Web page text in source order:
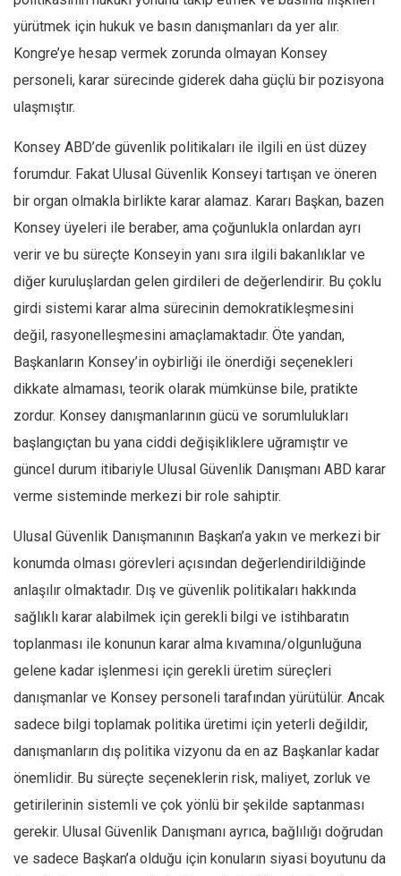
yürütmek için hukuk ve basın danışmanları da yer alır.
Kongre’ye hesap vermek zorunda olmayan Konsey
personeli, karar sürecinde giderek daha güçlü bir pozisyona
ulaşmıştır.
Konsey ABD’de güvenlik politikaları ile ilgili en üst düzey
forumdur. Fakat Ulusal Güvenlik Konseyi tartışan ve öneren
bir organ olmakla birlikte karar alamaz. Kararı Başkan, bazen
Konsey üyeleri ile beraber, ama çoğunlukla onlardan ayrı
verir ve bu süreçte Konseyin yanı sıra ilgili bakanlıklar ve
diğer kuruluşlardan gelen girdileri de değerlendirir. Bu çoklu
girdi sistemi karar alma sürecinin demokratikleşmesini
değil, rasyonelleşmesini amaçlamaktadır. Öte yandan,
Başkanların Konsey’in oybirliği ile önerdiği seçenekleri
dikkate almaması, teorik olarak mümkünse bile, pratikte
zordur. Konsey danışmanlarının gücü ve sorumlulukları
başlangıçtan bu yana ciddi değişikliklere uğramıştır ve
güncel durum itibariyle Ulusal Güvenlik Danışmanı ABD karar
verme sisteminde merkezi bir role sahiptir.
Ulusal Güvenlik Danışmanının Başkan’a yakın ve merkezi bir
konumda olması görevleri açısından değerlendirildiğinde
anlaşılır olmaktadır. Dış ve güvenlik politikaları hakkında
sağlıklı karar alabilmek için gerekli bilgi ve istihbaratın
toplanması ile konunun karar alma kıvamına/olgunluğuna
gelene kadar işlenmesi için gerekli üretim süreçleri
danışmanlar ve Konsey personeli tarafından yürütülür. Ancak
sadece bilgi toplamak politika üretimi için yeterli değildir,
danışmanların dış politika vizyonu da en az Başkanlar kadar
önemlidir. Bu süreçte seçeneklerin risk, maliyet, zorluk ve
getirilerinin sistemli ve çok yönlü bir şekilde saptanması
gerekir. Ulusal Güvenlik Danışmanı ayrıca, bağlılığı doğrudan
ve sadece Başkan’a olduğu için konuların siyasi boyutunu da